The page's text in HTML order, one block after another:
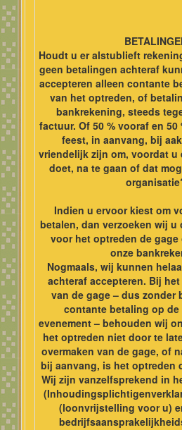
Houdt u er alstublieft
geen betalingen achteraf
accepteren alleen contante
van het optreden, of
bankrekening, steeds
factuur. Of 50 % vooraf en
feest, in aanvang, bij
vriendelijk zijn om, voordat
doet, na te gaan of dat
Indien u ervoor kiest om
betalen, dan verzoeken wij u
voor het optreden de gage
onze
Nogmaals, wij kunnen
achteraf accepteren. Bij
van de gage – dus zonder
contante betaling op
evenement – behouden wij
het optreden niet door te
overmaken van de gage, of
bij aanvang, is het optreden
Wij zijn vanzelfsprekend in
(loonvrijstelling voor u)